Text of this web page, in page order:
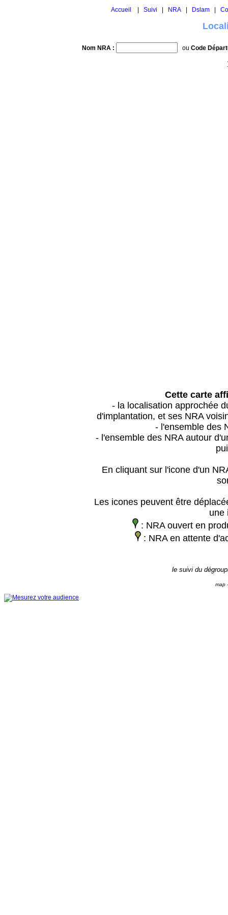
Accueil Suivi NRA Dslam
Nom NRA : ou Code
Cette carte
- la localisation approchée
d'implantation, et ses NRA
- l'ensemble des
- l'ensemble des NRA autour
En cliquant sur l'icone d'un
Les icones peuvent être
une
: NRA ouvert en
: NRA en attente
le suivi du
map